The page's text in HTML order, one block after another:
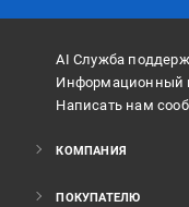
AI Служба
Информационный
Написать нам
КОМПАНИЯ
ПОКУПАТЕЛЮ